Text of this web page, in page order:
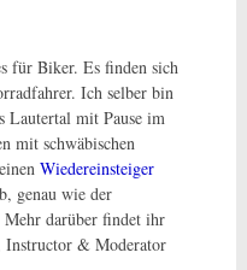
für Biker. Es finden sich
Ich selber bin
Lautertal mit Pause im
mit schwäbischen
Wiedereinsteiger
genau wie der
darüber findet ihr
& Moderator